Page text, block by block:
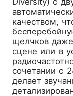
качеством,
щелчков
сцене или в
сочетании с
делает